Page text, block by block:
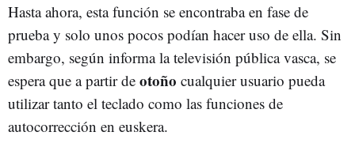
Hasta ahora, esta función se encontraba en fase de
prueba y solo unos pocos podían hacer uso de ella. Sin
embargo, según informa la televisión pública vasca, se
espera que a partir de otoño cualquier usuario pueda
utilizar tanto el teclado como las funciones de
autocorrección en euskera.